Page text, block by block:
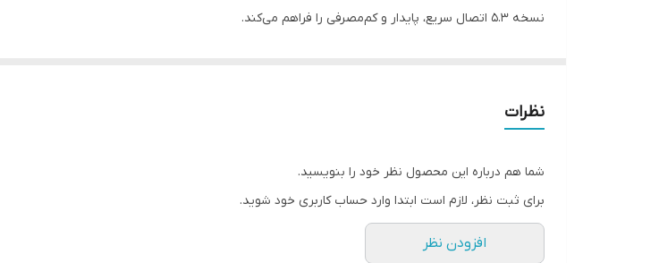
نسخه 5.3 اتصال سریع، پایدار و کم‌مصرفی را فراهم می‌کند.
ویژگی‌های برجسته هندزفری R90i
✔ بلوتوث نسخه 5.3 با اتصال سریع و پایدار
✔ مجموعاً تا 30 ساعت شارژدهی با کیس شارژ
✔ نمایشگر LED هوشمند نمایش میزان باتری
نظرات
شما هم درباره این محصول نظر خود را بنویسید.
برای ثبت نظر، لازم است ابتدا وارد حساب کاربری خود شوید.
افزودن نظر